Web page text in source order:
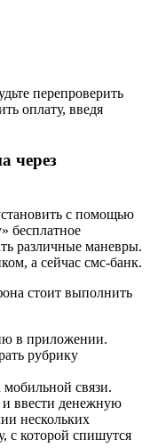
перепроверить
оплату, введя
через
с помощью
бесплатное
различные маневры.
а сейчас смс-банк.
стоит выполнить
в приложении.
рубрику
связи.
и ввести денежную
нескольких
с которой спишутся